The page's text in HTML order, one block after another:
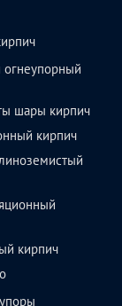
шары кирпич
кирпич
кирпич